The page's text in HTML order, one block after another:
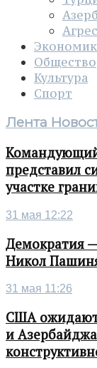
Общество
Культура
Спорт
Лента
представил
участке
31 мая 12:22
Демократия
Никол
31 мая 11:26
США
и